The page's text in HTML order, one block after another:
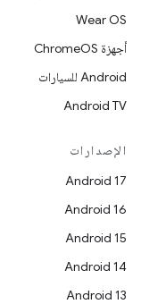
Wear OS
أجهزة ChromeOS
Android للسيارات
Android TV
الإصدارات
Android 17
Android 16
Android 15
Android 14
Android 13